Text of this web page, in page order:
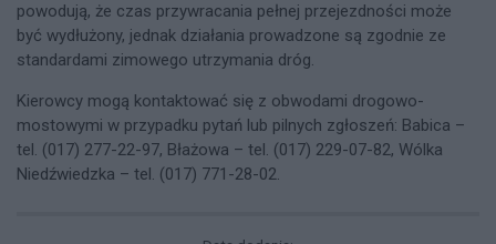
powodują, że czas przywracania pełnej przejezdności może
być wydłużony, jednak działania prowadzone są zgodnie ze
standardami zimowego utrzymania dróg.​
Kierowcy mogą kontaktować się z obwodami drogowo-
mostowymi w przypadku pytań lub pilnych zgłoszeń: Babica –
tel. (017) 277-22-97, Błażowa – tel. (017) 229-07-82, Wólka
Niedźwiedzka – tel. (017) 771-28-02.